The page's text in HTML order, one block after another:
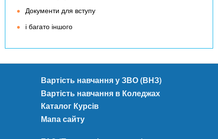
Документи для вступу
і багато іншого
Вартість навчання у ЗВО (ВНЗ)
Вартість навчання в Коледжах
Каталог Курсів
Мапа сайту